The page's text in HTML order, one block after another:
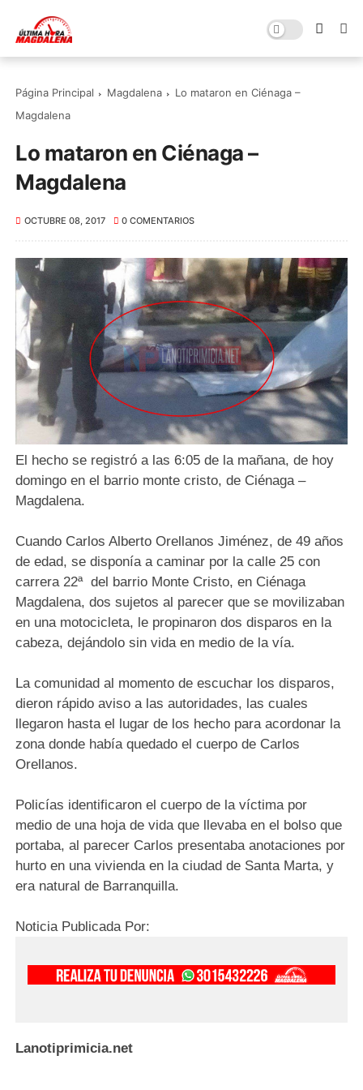
Página Principal Magdalena
Lo mataron en Ciénaga –
Magdalena
Lo mataron en Ciénaga –
Magdalena
OCTUBRE 08, 2017 0 COMENTARIOS
El hecho se registró a las 6:05 de la mañana, de hoy
domingo en el barrio monte cristo, de Ciénaga –
Magdalena.
Cuando Carlos Alberto Orellanos Jiménez, de 49 años
de edad, se disponía a caminar por la calle 25 con
carrera 22ª del barrio Monte Cristo, en Ciénaga
Magdalena, dos sujetos al parecer que se movilizaban
en una motocicleta, le propinaron dos disparos en la
cabeza, dejándolo sin vida en medio de la vía.
La comunidad al momento de escuchar los disparos,
dieron rápido aviso a las autoridades, las cuales
llegaron hasta el lugar de los hecho para acordonar la
zona donde había quedado el cuerpo de Carlos
Orellanos.
Policías identificaron el cuerpo de la víctima por
medio de una hoja de vida que llevaba en el bolso que
portaba, al parecer Carlos presentaba anotaciones por
hurto en una vivienda en la ciudad de Santa Marta, y
era natural de Barranquilla.
Noticia Publicada Por:
Lanotiprimicia.net